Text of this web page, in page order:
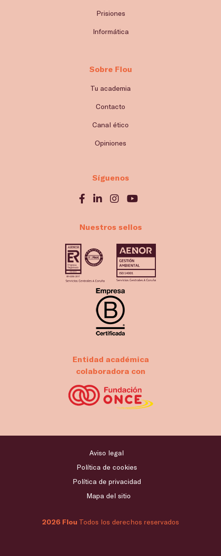
Prisiones
Informática
Sobre Flou
Tu academia
Contacto
Canal ético
Opiniones
Síguenos
Nuestros sellos
Entidad académica
colaboradora con
2026 Flou Todos los derechos reservados
Aviso legal
Política de cookies
Política de privacidad
Mapa del sitio